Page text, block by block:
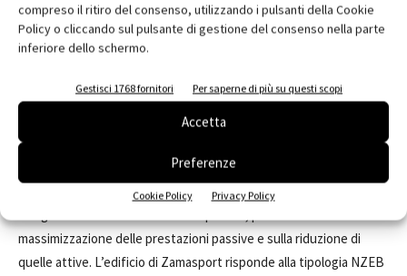
compreso il ritiro del consenso, utilizzando i pulsanti della Cookie
Policy o cliccando sul pulsante di gestione del consenso nella parte
inferiore dello schermo.
Gestisci 1768 fornitori Per saperne di più su questi scopi
Accetta
Preferenze
Cookie Policy Privacy Policy
luminosi, per assicurare ai lavoratori il massimo comfort. Gli uffici e
gli atelier, grazie alle grandi vetrate in facciata, si aprono verso
circostante. I vari componenti (finiture, impianti e arredi modulari)
sono montati a secco e selezionati dalla produzione seriale per
garantire una facile manutenzione e un’elevata qualità certificata.
consumi energetici e ottimizzare il comfort
sensoriale, Frigerio Design Group ha realizzato una progettazione
massimizzazione delle prestazioni passive e sulla riduzione di
quelle attive. L’edificio di Zamasport risponde alla tipologia NZEB